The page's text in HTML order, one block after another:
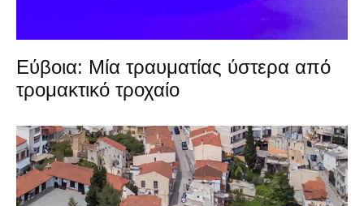
Εύβοια: Μία τραυματίας ύστερα από
τρομακτικό τροχαίο